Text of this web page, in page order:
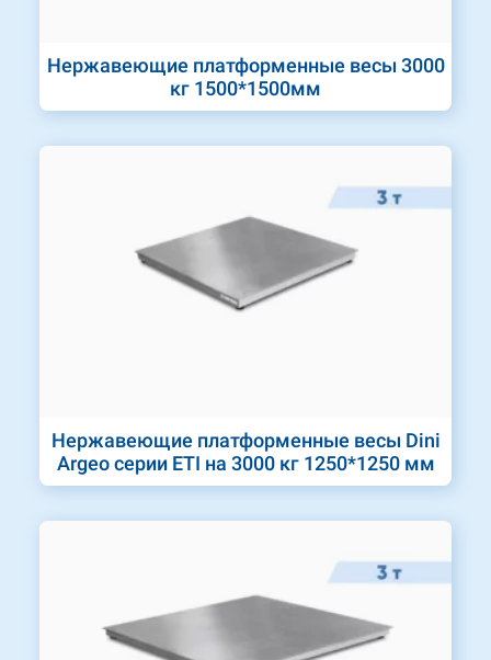
Нержавеющие платформенные весы 3000
кг 1500*1500мм
Нержавеющие платформенные весы Dini
Argeo серии ETI на 3000 кг 1250*1250 мм